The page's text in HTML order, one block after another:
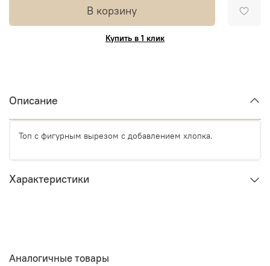
В корзину
Купить в 1 клик
Описание
Топ с фигурным вырезом с добавлением хлопка.
Характеристики
Аналогичные товары